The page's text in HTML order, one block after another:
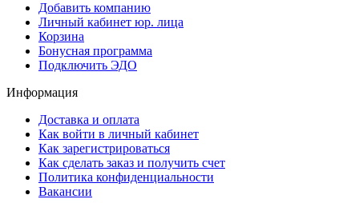
Добавить компанию
Личный кабинет юр. лица
Корзина
Бонусная программа
Подключить ЭДО
Информация
Доставка и оплата
Как войти в личный кабинет
Как зарегистрироваться
Как сделать заказ и получить счет
Политика конфиденциальности
Вакансии